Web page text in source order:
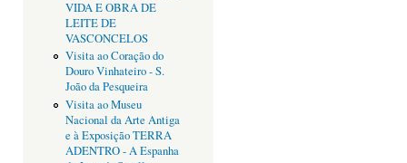
VIDA E OBRA DE
LEITE DE
VASCONCELOS
Visita ao Coração do
Douro Vinhateiro - S.
João da Pesqueira
Visita ao Museu
Nacional da Arte Antiga
e à Exposição TERRA
ADENTRO - A Espanha